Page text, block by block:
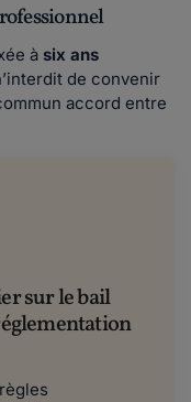
à six ans
de convenir
accord entre
sur le bail